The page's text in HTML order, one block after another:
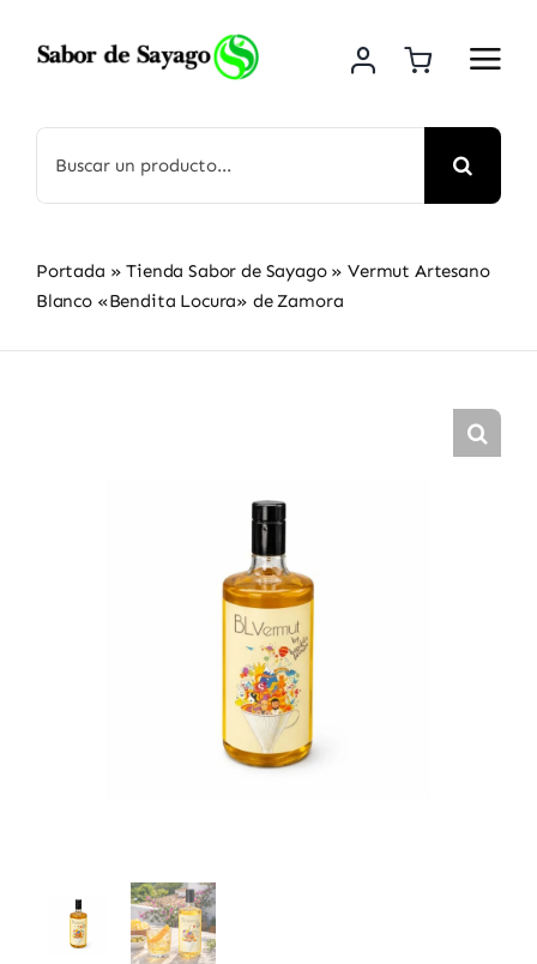
Portada »Tienda Sabor de Sayago»Vermut Artesano
Blanco «Bendita Locura» de Zamora